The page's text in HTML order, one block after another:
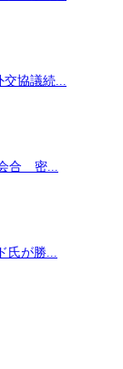
協議続...
合 密...
が勝...